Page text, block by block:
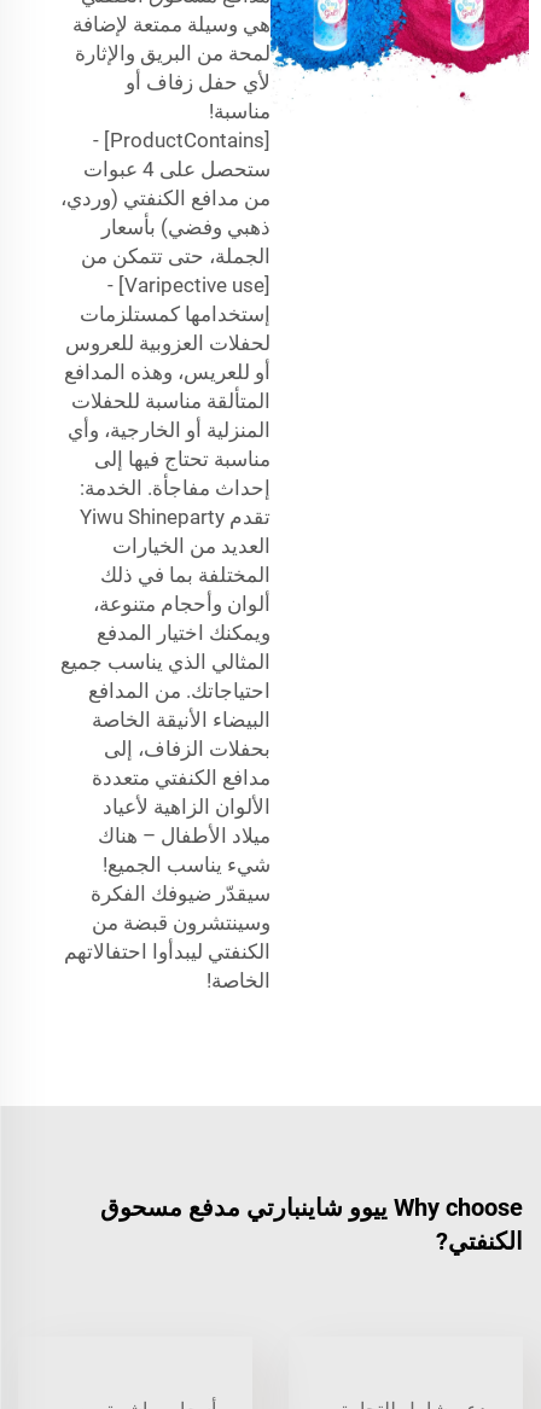
هي وسيلة ممتعة لإضافة
لمحة من البريق والإثارة
لأي حفل زفاف أو
مناسبة!
[ProductContains] -
ستحصل على 4 عبوات
من مدافع الكنفتي (وردي،
ذهبي وفضي) بأسعار
الجملة، حتى تتمكن من
[Varipective use] -
إستخدامها كمستلزمات
لحفلات العزوبية للعروس
أو للعريس، وهذه المدافع
المتألقة مناسبة للحفلات
المنزلية أو الخارجية، وأي
مناسبة تحتاج فيها إلى
إحداث مفاجأة. الخدمة:
تقدم Yiwu Shineparty
العديد من الخيارات
المختلفة بما في ذلك
ألوان وأحجام متنوعة،
ويمكنك اختيار المدفع
المثالي الذي يناسب جميع
احتياجاتك. من المدافع
البيضاء الأنيقة الخاصة
بحفلات الزفاف، إلى
مدافع الكنفتي متعددة
الألوان الزاهية لأعياد
ميلاد الأطفال – هناك
شيء يناسب الجميع!
سيقدّر ضيوفك الفكرة
وسينتشرون قبضة من
الكنفتي ليبدأوا احتفالاتهم
الخاصة!
Why choose ييوو شاينبارتي مدفع مسحوق
الكنفتي?